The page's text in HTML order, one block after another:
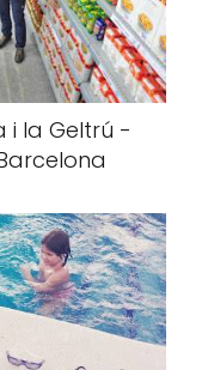
i la Geltrú -